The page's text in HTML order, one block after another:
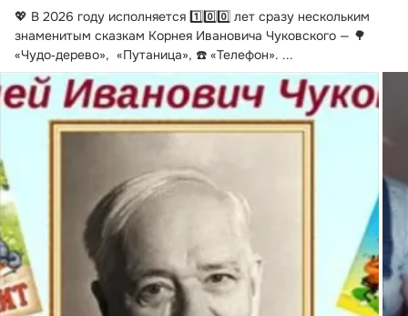
💖 В 2026 году исполняется 1️⃣0️⃣0️⃣ лет сразу нескольким
знаменитым сказкам Корнея Ивановича Чуковского — 🌳
«Чудо‑дерево»,  «Путаница», ☎️ «Телефон». ...
в соответствии с законодательством Российской
Федерации и Хабаровского края, нормативно-правовыми
актами города Хабаровска, договором с учредителем,
Уставом, утверждённым в 09.09.2014 года.